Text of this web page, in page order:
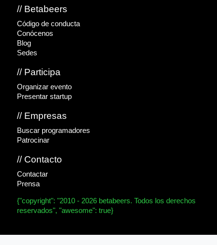
// Betabeers
Código de conducta
Conócenos
Blog
Sedes
// Participa
Organizar evento
Presentar startup
// Empresas
Buscar programadores
Patrocinar
// Contacto
Contactar
Prensa
{"copyright": "2010 - 2026 betabeers. Todos los derechos
reservados", "awesome": true}